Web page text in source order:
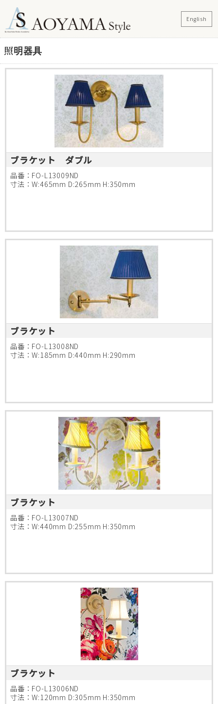
English
照明器具
ブラケット ダブル
品番：FO-L13009ND
寸法：W:465mm D:265mm H:350mm
ブラケット
品番：FO-L13008ND
寸法：W:185mm D:440mm H:290mm
ブラケット
品番：FO-L13007ND
寸法：W:440mm D:255mm H:350mm
ブラケット
品番：FO-L13006ND
寸法：W:120mm D:305mm H:350mm